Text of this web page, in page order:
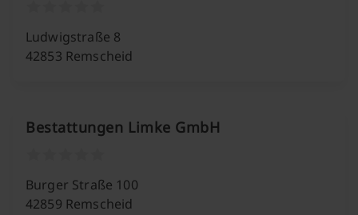
Ludwigstraße 8
42853 Remscheid
Bestattungen Limke GmbH
Burger Straße 100
42859 Remscheid